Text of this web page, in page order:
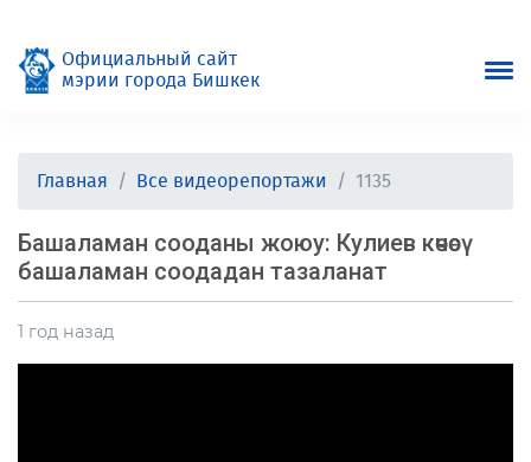
Официальный сайт
мэрии города Бишкек
Главная Все видеорепортажи 1135
Башаламан сооданы жоюу: Кулиев көчөсү
башаламан соодадан тазаланат
1 год назад